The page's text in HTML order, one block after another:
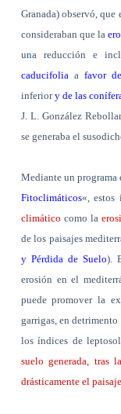
Granada) observó,
consideraban que la
una reducción e
caducifolia afavor
inferiory de las
J. L. González
se generaba el
Mediante un
Fitoclimáticos«, estos
climático como la
de los paisajes
y Pérdida de Suelo).
erosión en el
puede promover la
garrigas, en
los índices de
suelo generada, tras
drásticamente el paisaje